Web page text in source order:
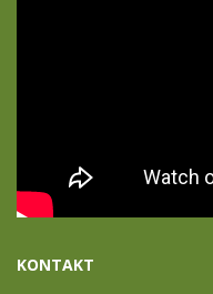
KONTAKT